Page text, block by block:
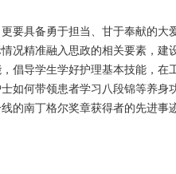
要具备勇于担当、甘于奉献的大
况精准融入思政的相关要素，建
倡导学生学好护理基本技能，在
如何带领患者学习八段锦等养身
的南丁格尔奖章获得者的先进事